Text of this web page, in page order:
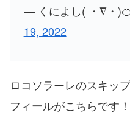
— くによし( ・∇・
19, 2022
ロコソラーレのスキッ
フィールがこちらです！